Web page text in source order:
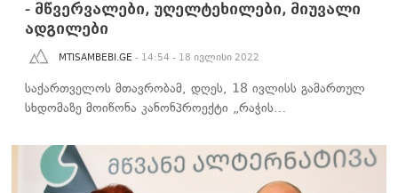
- მწვერვალები, უღელტეხილები, მიუვალი
ადგილები
MTISAMBEBI.GE - 14:54 - 18 ივლისი 2022
საქართველოს მთავრობამ, დღეს, 18 ივლისს გამართულ
სხდომაზე მოიწონა კანონპროექტი „რაჭის…